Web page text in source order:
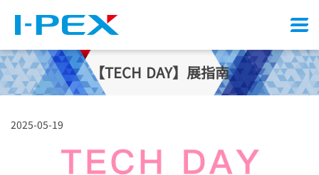
【TECH DAY】展指南
2025-05-19